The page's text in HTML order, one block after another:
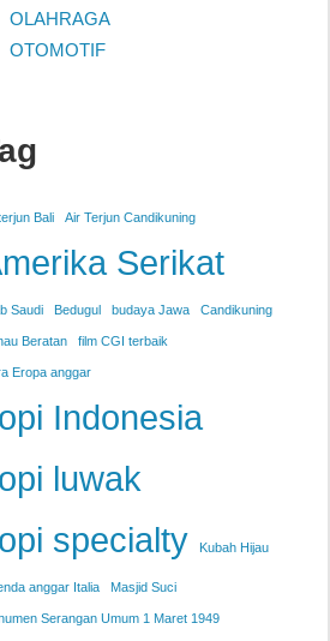
OLAHRAGA
OTOMOTIF
Bali Air Terjun Candikuning
Serikat
Saudi Bedugul budaya Jawa Candikuning
Beratan film CGI terbaik
Eropa anggar
Indonesia
luwak
specialty
Kubah Hijau
anggar Italia Masjid Suci
Serangan Umum 1 Maret 1949